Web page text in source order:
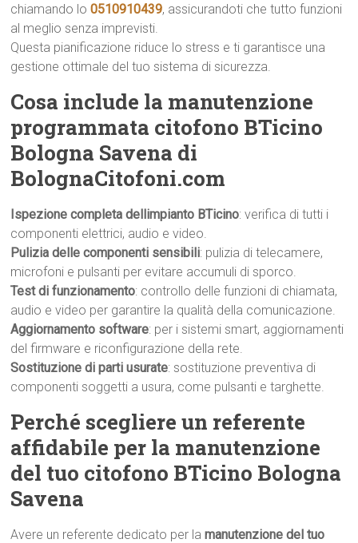
chiamando lo0510910439, assicurandoti che tutto funzioni
al meglio senza imprevisti.
Questa pianificazione riduce lo stress e ti garantisce una
gestione ottimale del tuo sistema di sicurezza.
Cosa include la manutenzione
programmata citofono BTicino
Bologna Savena di
BolognaCitofoni.com
Ispezione completa dellimpianto BTicino: verifica di tutti i
componenti elettrici, audio e video.
Pulizia delle componenti sensibili: pulizia di telecamere,
microfoni e pulsanti per evitare accumuli di sporco.
Test di funzionamento: controllo delle funzioni di chiamata,
audio e video per garantire la qualità della comunicazione.
Aggiornamento software: per i sistemi smart, aggiornamenti
del firmware e riconfigurazione della rete.
Sostituzione di parti usurate: sostituzione preventiva di
componenti soggetti a usura, come pulsanti e targhette.
Perché scegliere un referente
affidabile per la manutenzione
del tuo citofono BTicino Bologna
Savena
Avere un referente dedicato per lamanutenzione del tuo